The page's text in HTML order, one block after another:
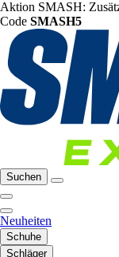
Aktion SMASH:
Code SMASH5
Suchen
Neuheiten
Schuhe
Schläger